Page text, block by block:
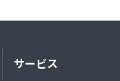
サービス